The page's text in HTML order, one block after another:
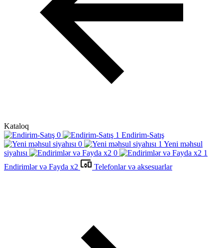
Kataloq
Endirim-Satış
Yeni məhsul
siyahısı
Endirimlər və Fayda x2
Telefonlar və aksesuarlar